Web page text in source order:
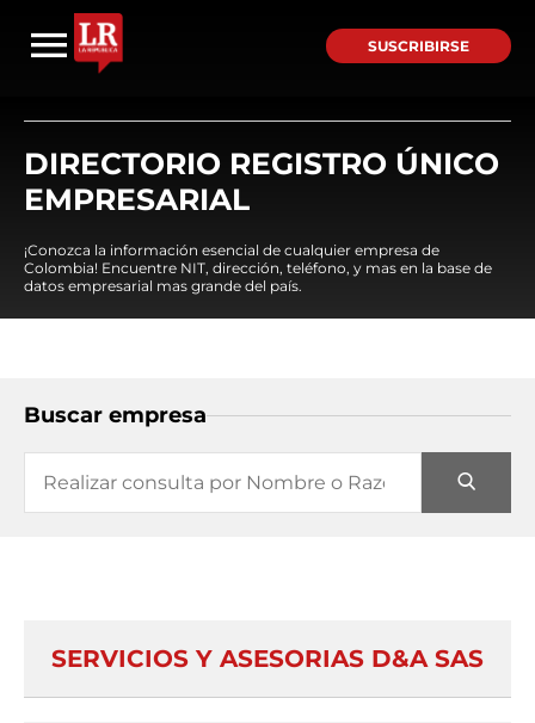
SUSCRIBIRSE
DIRECTORIO REGISTRO ÚNICO
EMPRESARIAL
¡Conozca la información esencial de cualquier empresa de
Colombia! Encuentre NIT, dirección, teléfono, y mas en la base de
datos empresarial mas grande del país.
Buscar empresa
SERVICIOS Y ASESORIAS D&A SAS